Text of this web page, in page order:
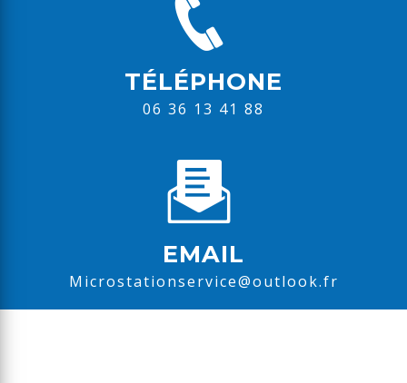
TÉLÉPHONE
06 36 13 41 88
EMAIL
microstationservice@outlook.fr